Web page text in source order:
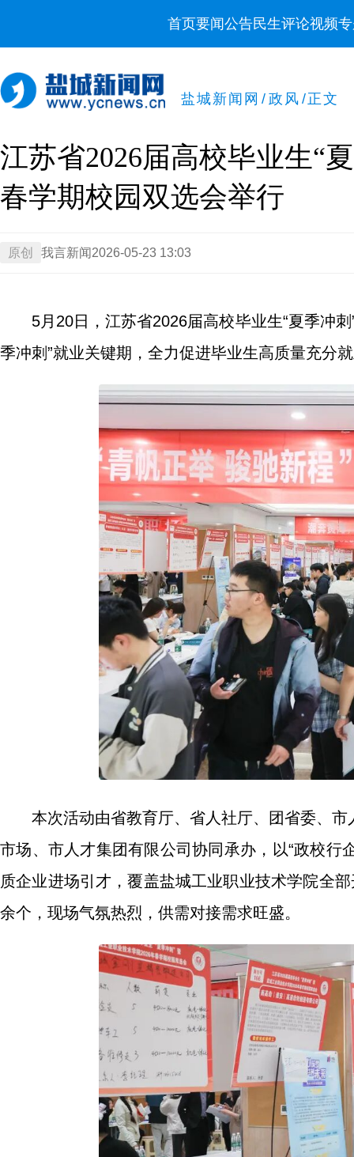
首页要闻公告民生评论视频
盐城新闻网 / 政风 /正文
江苏省2026届高校毕业生“
春学期校园双选会举行
原创 我言新闻 2026-05-23 13:03
5月20日，江苏省2026届高校毕业生“夏季冲
季冲刺”就业关键期，全力促进毕业生高质量充分
本次活动由省教育厅、省人社厅、团省委、
市场、市人才集团有限公司协同承办，以“政校行
质企业进场引才，覆盖盐城工业职业技术学院全
余个，现场气氛热烈，供需对接需求旺盛。